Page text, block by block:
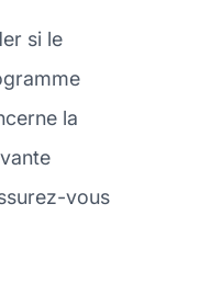
si le
la
vous